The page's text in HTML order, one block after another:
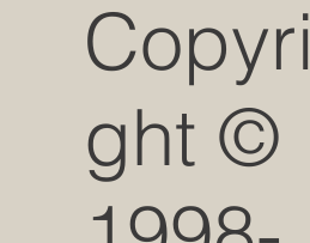
Copyri
ght ©